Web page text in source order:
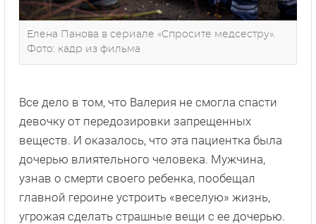
Елена Панова в сериале «Спросите медсестру».
Фото: кадр из фильма
Все дело в том, что Валерия не смогла спасти
девочку от передозировки запрещенных
веществ. И оказалось, что эта пациентка была
дочерью влиятельного человека. Мужчина,
узнав о смерти своего ребенка, пообещал
главной героине устроить «веселую» жизнь,
угрожая сделать страшные вещи с ее дочерью.